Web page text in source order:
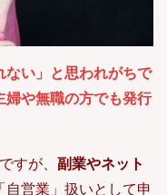
ない」と思われがちで
婦や無職の方でも発行
すが、 副業やネット
自営業」扱いとして申